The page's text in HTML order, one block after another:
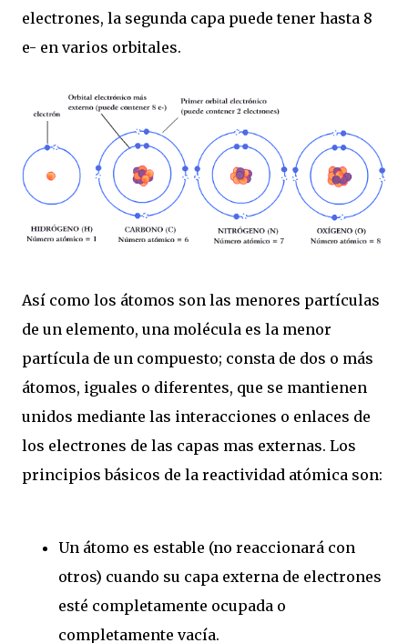
electrones, la segunda capa puede tener hasta 8
e- en varios orbitales.
Así como los átomos son las menores partículas
de un elemento, una molécula es la menor
partícula de un compuesto; consta de dos o más
átomos, iguales o diferentes, que se mantienen
unidos mediante las interacciones o enlaces de
los electrones de las capas mas externas. Los
principios básicos de la reactividad atómica son:
Un átomo es estable (no reaccionará con
otros) cuando su capa externa de electrones
esté completamente ocupada o
completamente vacía.